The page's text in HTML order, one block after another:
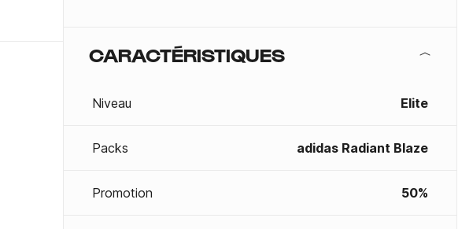
CARACTÉRISTIQUES
Niveau Elite
Packs adidas Radiant Blaze
Promotion 50%